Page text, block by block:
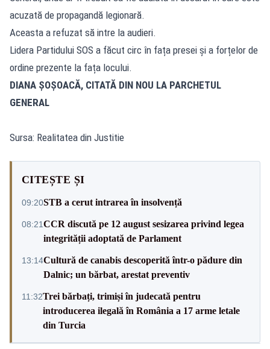
acuzată de propagandă legionară.
Aceasta a refuzat să intre la audieri.
Lidera Partidului SOS a făcut circ în fața presei și a forțelor de
ordine prezente la fața locului.
DIANA ȘOȘOACĂ, CITATĂ DIN NOU LA PARCHETUL
GENERAL
Sursa: Realitatea din Justitie
CITEȘTE ȘI
09:20STB a cerut intrarea în insolvență
08:21CCR discută pe 12 august sesizarea privind legea
integrității adoptată de Parlament
13:14Cultură de canabis descoperită într-o pădure din
Dalnic; un bărbat, arestat preventiv
11:32Trei bărbați, trimiși în judecată pentru
introducerea ilegală în România a 17 arme letale
din Turcia